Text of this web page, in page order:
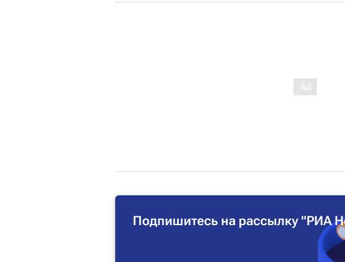
Подпишитесь на рассылку "РИА